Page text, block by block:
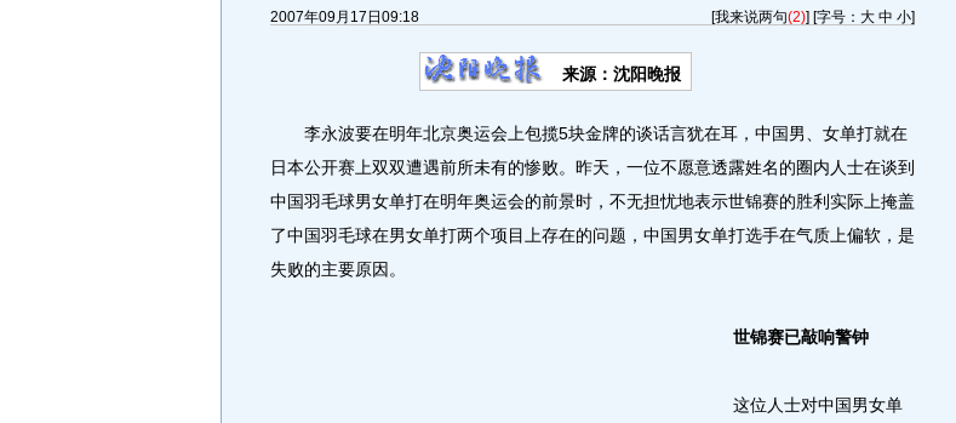
2007年09月17日09:18 [我来说两句(2)] [字号： 大 中 小]
来源：沈阳晚报
李永波要在明年北京奥运会上包揽5块金牌的谈话言犹在耳，中国男、女单打就在
日本公开赛上双双遭遇前所未有的惨败。昨天，一位不愿意透露姓名的圈内人士在谈到
中国羽毛球男女单打在明年奥运会的前景时，不无担忧地表示世锦赛的胜利实际上掩盖
了中国羽毛球在男女单打两个项目上存在的问题，中国男女单打选手在气质上偏软，是
失败的主要原因。
世锦赛已敲响警钟
这位人士对中国男女单